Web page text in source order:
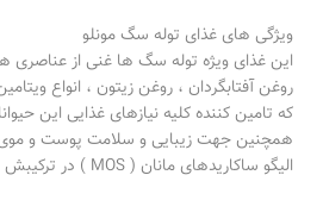
ویژگی های غذای توله سگ مونلو
این غذای ویژه توله سگ ها غنی از عناصری
روغن آفتابگردان ، روغن زیتون ، انواع
که تامین کننده کلیه نیازهای غذایی این
الیگو ساکاریدهای مانان ( MOS ) در ترکیبش استفاده شده است.